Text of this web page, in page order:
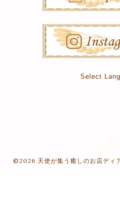
Select
©2026 天使が集う癒しのお店ディ